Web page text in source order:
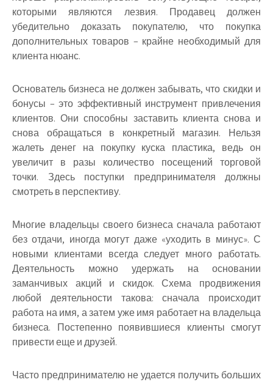
которыми являются лезвия. Продавец должен
убедительно доказать покупателю, что покупка
дополнительных товаров – крайне необходимый для
клиента нюанс.
Основатель бизнеса не должен забывать, что скидки и
бонусы – это эффективный инструмент привлечения
клиентов. Они способны заставить клиента снова и
снова обращаться в конкретный магазин. Нельзя
жалеть денег на покупку куска пластика, ведь он
увеличит в разы количество посещений торговой
точки. Здесь поступки предпринимателя должны
смотреть в перспективу.
Многие владельцы своего бизнеса сначала работают
без отдачи, иногда могут даже «уходить в минус». С
новыми клиентами всегда следует много работать.
Деятельность можно удержать на основании
заманчивых акций и скидок. Схема продвижения
любой деятельности такова: сначала происходит
работа на имя, а затем уже имя работает на владельца
бизнеса. Постепенно появившиеся клиенты смогут
привести еще и друзей.
Часто предпринимателю не удается получить больших